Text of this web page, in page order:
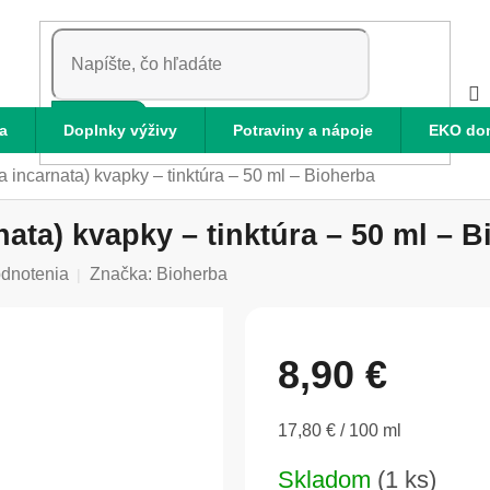
HĽADAŤ
Doplnky výživy Potraviny a nápoje EKO
incarnata) kvapky – tinktúra – 50 ml – Bioherba
kvapky – tinktúra – 50 ml –
Značka: Bioherba
8,90 €
Jednotková
17,80 € / 100 ml
Skladom (1 ks)